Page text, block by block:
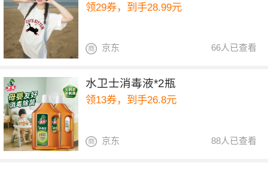
领29券，到手28.99元
66人已查看
京东
水卫士消毒液*2瓶
领13券，到手26.8元
88人已查看
京东